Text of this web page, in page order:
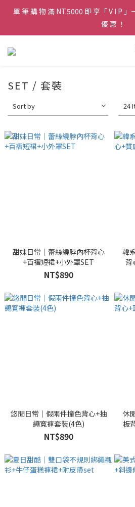
♡ 官 網 訂 單 滿 NT.1500 即
單 筆 購 物 滿 NT.5000 即 享「 V I P 」
優 惠 ！
♡ 官 網 訂 單 滿 NT.1500 即
SET / 套裝
Sort by 24
甜妹日常｜蕾絲繞脖內杯背心
+百褶短裙+小外罩SET
NT$890
韓
背
悠閒日常｜假兩件撞色背心+抽
繩寬褲套裝(4色)
NT$890
休
板